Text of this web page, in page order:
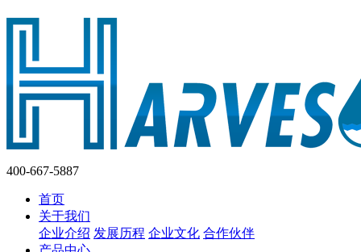
400-667-5887
首页
关于我们
企业介绍 发展历程 企业文化 合作伙伴